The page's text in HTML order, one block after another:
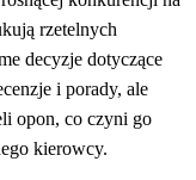
rzetelnych
decyzje dotyczące
i porady, ale
opon, co czyni go
kierowcy.